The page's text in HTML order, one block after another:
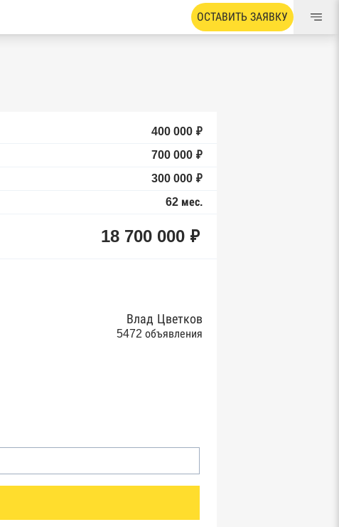
ОСТАВИТЬ ЗАЯВКУ
400 000 ₽
700 000 ₽
300 000 ₽
62 мес.
18 700 000 ₽
Влад Цветков
5472 объявления